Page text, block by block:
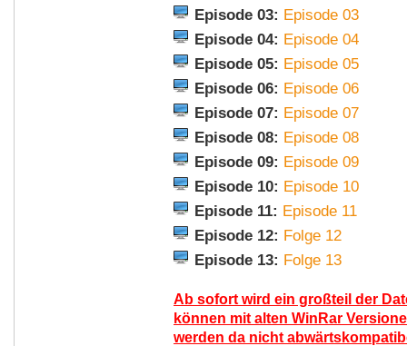
Episode 03: Episode 03
Episode 04: Episode 04
Episode 05: Episode 05
Episode 06: Episode 06
Episode 07: Episode 07
Episode 08: Episode 08
Episode 09: Episode 09
Episode 10: Episode 10
Episode 11: Episode 11
Episode 12: Folge 12
Episode 13: Folge 13
Ab sofort wird ein großteil der
können mit alten WinRar
werden da nicht